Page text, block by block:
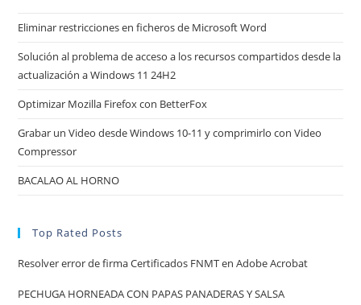
Eliminar restricciones en ficheros de Microsoft Word
Solución al problema de acceso a los recursos compartidos desde la
actualización a Windows 11 24H2
Optimizar Mozilla Firefox con BetterFox
Grabar un Video desde Windows 10-11 y comprimirlo con Video
Compressor
BACALAO AL HORNO
Top Rated Posts
Resolver error de firma Certificados FNMT en Adobe Acrobat
PECHUGA HORNEADA CON PAPAS PANADERAS Y SALSA